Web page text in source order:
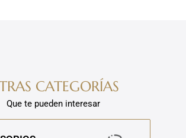
CATEGORÍAS
Que te pueden interesar